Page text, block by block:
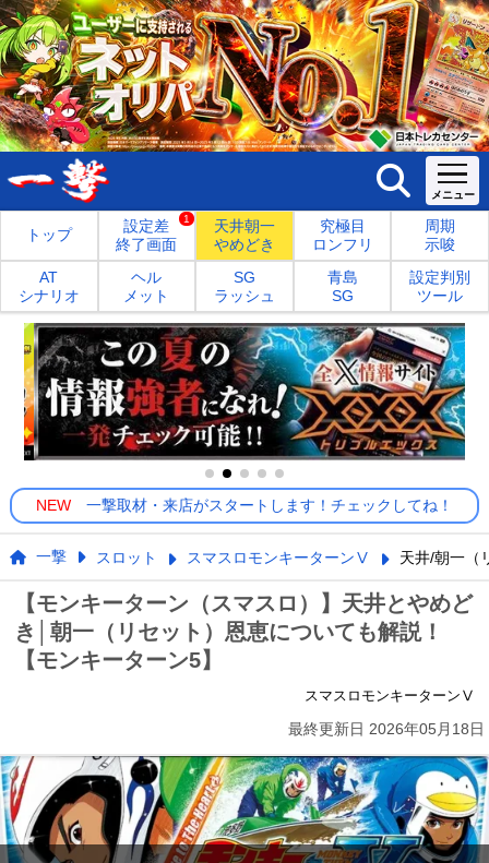
トップ
設定差
終了画面
1
天井朝一
やめどき
究極目
ロンフリ
周期
示唆
AT
シナリオ
ヘル
メット
SG
ラッシュ
青島
SG
設定判別
ツール
NEW 一撃取材・来店がスタートします！チェックしてね！
一撃 スロット スマスロモンキーターンⅤ 天井/朝一（
【モンキーターン（スマスロ）】天井とやめど
き│朝一（リセット）恩恵についても解説！
【モンキーターン5】
スマスロモンキーターンⅤ
最終更新日 2026年05月18日